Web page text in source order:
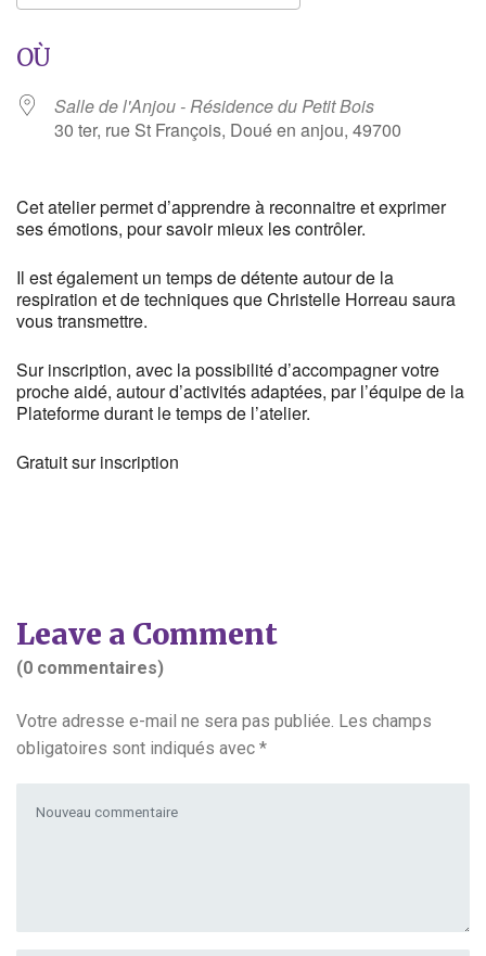
OÙ
Salle de l'Anjou - Résidence du Petit Bois
30 ter, rue St François, Doué en anjou, 49700
Cet atelier permet d’apprendre à reconnaitre et exprimer
ses émotions, pour savoir mieux les contrôler.
Il est également un temps de détente autour de la
respiration et de techniques que Christelle Horreau saura
vous transmettre.
Sur inscription, avec la possibilité d’accompagner votre
proche aidé, autour d’activités adaptées, par l’équipe de la
Plateforme durant le temps de l’atelier.
Gratuit sur inscription
Leave a Comment
(0 commentaires)
Votre adresse e-mail ne sera pas publiée. Les champs
obligatoires sont indiqués avec *